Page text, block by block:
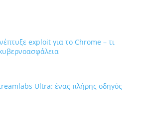
exploit για το Chrome – τι
Ultra: ένας πλήρης οδηγός